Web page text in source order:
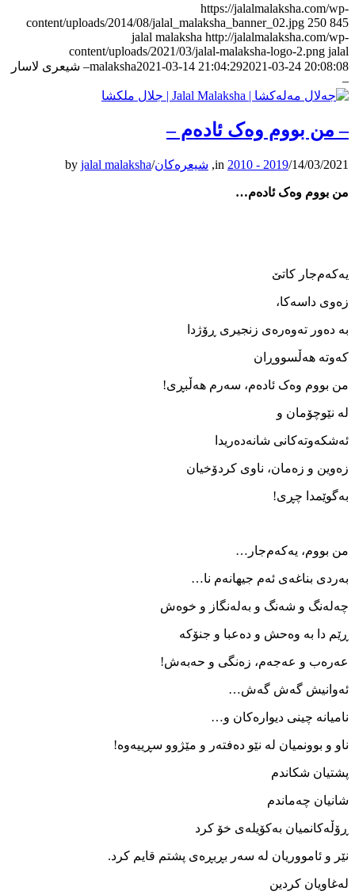
https://jalalmalaksha.com/wp-
content/uploads/2014/08/jalal_malaksha_banner_02.jpg 250 845
jalal malaksha http://jalalmalaksha.com/wp-
content/uploads/2021/03/jalal-malaksha-logo-2.png jalal
malaksha2021-03-14 21:04:292021-03-24 20:08:08
– شیعری لاسار
–
– من بووم وەک ئادەم –
14/03/2021
/
in 2010 - 2019
, شیعرەکان/
by jalal malaksha
من بووم وەک ئادەم…
یەکەم‌جار کاتێ
زەوی داسەکا،
بە دەور تەوەرەی زنجیری ڕۆژدا
کەوتە ھەڵسووڕان
من بووم وەک ئادەم، سەرم ھەڵبڕی!
لە نێوچۆمان و
ئەشکەوتەکانی شانەدەریدا
زەوین و زەمان، ناوی کردۆخیان
بەگوێمدا چڕی!
من بووم، یەکەم‌جار…
بەردی بناغەی ئەم جیهانەم نا…
چەلەنگ و شەنگ و بەلەنگاز و خوەش
ڕێم دا بە وەحش و دەعبا و جنۆکە
عەرەب و عەجەم، زەنگی و حەبەش!
ئەوانیش گەش گەش…
نامیانە چینی دیوارەکان و…
ناو و بوونمیان لە نێو دەفتەر و مێژوو سڕییەوە!
پشتیان شکاندم
شانیان چەماندم
ڕۆڵەکانمیان بەکۆیلەی خۆ کرد
نێر و ئامووریان لە سەر بڕبڕەی پشتم قایم کرد.
لەغاویان کردین